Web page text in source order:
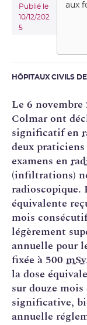
Publié le
10/12/202
5
aux
HÔPITAUX CIVILS
Le 6
Colmar ont
significatif en
deux
examens en
(infiltrations)
radioscopique.
équivalente
mois
légèrement
annuelle pour
fixée à 500 mSv
la dose
sur douze
significative,
annuelle